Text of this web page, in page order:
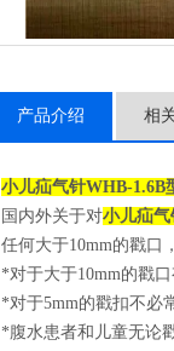
产品介绍 相
小儿疝气针WHB-1.6B
国内外关于对小儿疝气
任何大于10mm的戳口
*对于大于10mm的戳
*对于5mm的戳扣不必
*腹水患者和儿童无论